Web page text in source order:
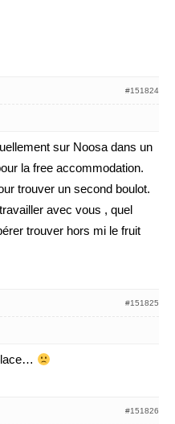
#151824
sur Noosa dans un
la free accommodation.
trouver un second boulot.
avec vous , quel
trouver hors mi le fruit
#151825
#151826